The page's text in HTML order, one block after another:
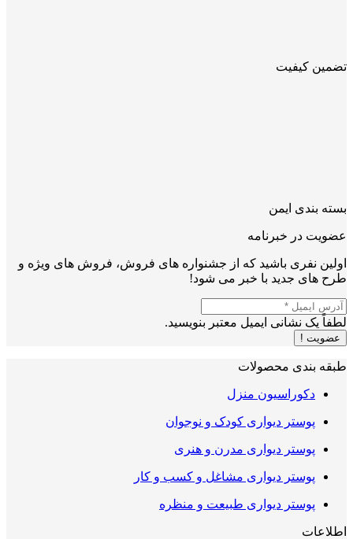
تضمین کیفیت
بسته بندی ایمن
عضویت در خبرنامه
اولین نفری باشید که از جشنواره های فروش، فروش های ویژه و
طرح های جدید با خبر می شود!
لطفاً یک نشانی ایمیل معتبر بنویسید.
عضویت !
طبقه بندی محصولات
دکوراسیون منزل
پوستر دیواری کودک و نوجوان
پوستر دیواری مدرن و هنری
پوستر دیواری مشاغل و کسب و کار
پوستر دیواری طبیعت و منظره
اطلاعات